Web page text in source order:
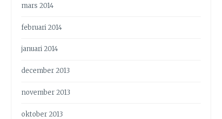
mars 2014
februari 2014
januari 2014
december 2013
november 2013
oktober 2013